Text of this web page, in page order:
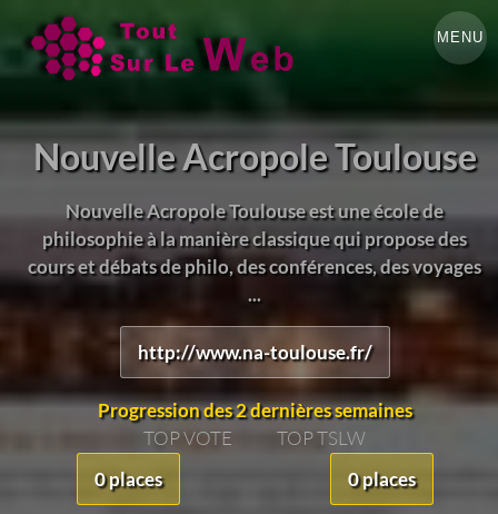
MENU
Nouvelle Acropole Toulouse
Nouvelle Acropole Toulouse est une école de
philosophie à la manière classique qui propose des
cours et débats de philo, des conférences, des voyages
...
http://www.na-toulouse.fr/
Progression des 2 dernières semaines
TOP VOTE
0 places
TOP TSLW
0 places